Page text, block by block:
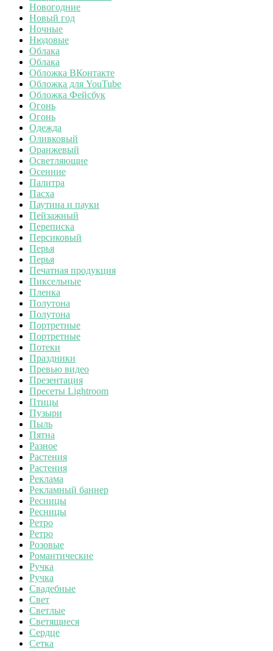
Новогодние
Новый год
Ночные
Нюдовые
Облака
Облака
Обложка ВКонтакте
Обложка для YouTube
Обложка Фейсбук
Огонь
Огонь
Одежда
Оливковый
Оранжевый
Осветляющие
Осенние
Палитра
Пасха
Паутина и пауки
Пейзажный
Переписка
Персиковый
Перья
Перья
Печатная продукция
Пиксельные
Пленка
Полутона
Полутона
Портретные
Портретные
Потеки
Праздники
Превью видео
Презентация
Пресеты Lightroom
Птицы
Пузыри
Пыль
Пятна
Разное
Растения
Растения
Реклама
Рекламный баннер
Ресницы
Ресницы
Ретро
Ретро
Розовые
Романтические
Ручка
Ручка
Свадебные
Свет
Светлые
Светящиеся
Сердце
Сетка